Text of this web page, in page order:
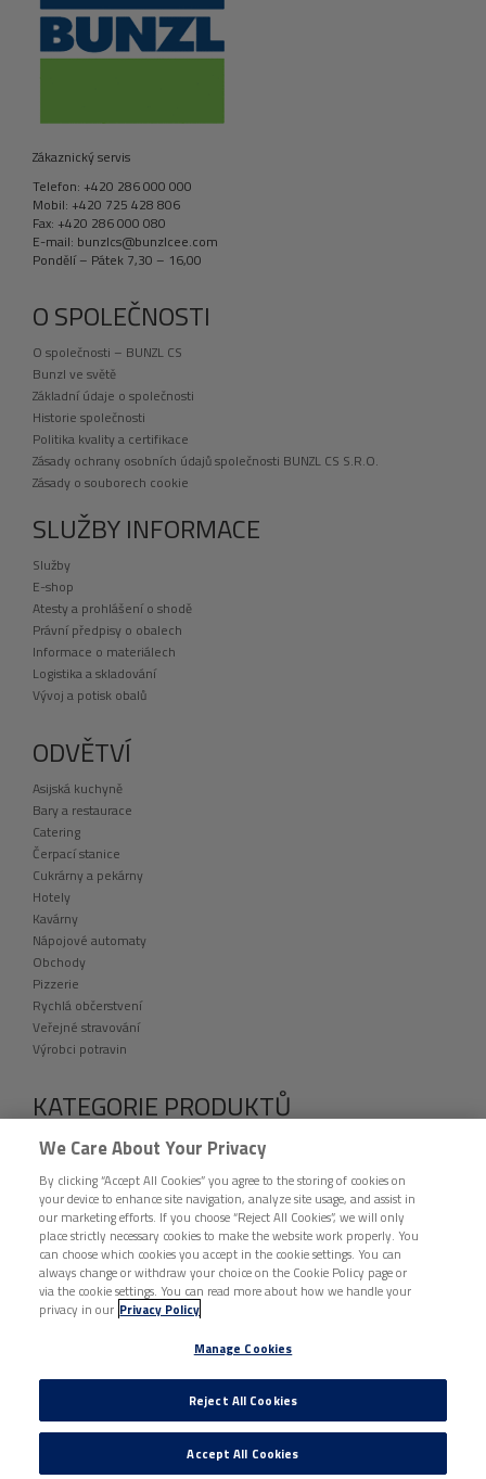
Zákaznický servis
Telefon: +420 286 000 000
Mobil: +420 725 428 806
Fax: +420 286 000 080
E-mail: bunzlcs@bunzlcee.com
Pondělí – Pátek 7,30 – 16,00
O SPOLEČNOSTI
O společnosti – BUNZL CS
Bunzl ve světě
Základní údaje o společnosti
Historie společnosti
Politika kvality a certifikace
Zásady ochrany osobních údajů společnosti BUNZL CS S.R.O.
Zásady o souborech cookie
SLUŽBY INFORMACE
Služby
E-shop
Atesty a prohlášení o shodě
Právní předpisy o obalech
Informace o materiálech
Logistika a skladování
Vývoj a potisk obalů
ODVĚTVÍ
Asijská kuchyně
Bary a restaurace
Catering
Čerpací stanice
Cukrárny a pekárny
Hotely
Kavárny
Nápojové automaty
Obchody
Pizzerie
Rychlá občerstvení
Veřejné stravování
Výrobci potravin
KATEGORIE PRODUKTŮ
VÝPRODEJ
Folie a přířezy
Etikety
Jednorázové nádobí a catering
Hygiena a úklid
Ochranné pomůcky
Tašky, pytle a sáčky
Vybavení provozoven
DISTRIBUCE BUNZL ČESKÁ REPUBLIKA © 2026 VŠECHNA PRÁVA VYHRAZENA. |
ZÁSADY OCHRANY OSOBNÍCH ÚDAJŮ|ZÁSADY O SOUBORECH COOKIE|
Manage Cookies
We Care About Your Privacy
By clicking “Accept All Cookies” you agree to the storing of cookies on
your device to enhance site navigation, analyze site usage, and assist in
our marketing efforts. If you choose “Reject All Cookies”, we will only
place strictly necessary cookies to make the website work properly. You
can choose which cookies you accept in the cookie settings. You can
always change or withdraw your choice on the Cookie Policy page or
via the cookie settings. You can read more about how we handle your
privacy in our Privacy Policy
Manage Cookies
Reject All Cookies
Accept All Cookies